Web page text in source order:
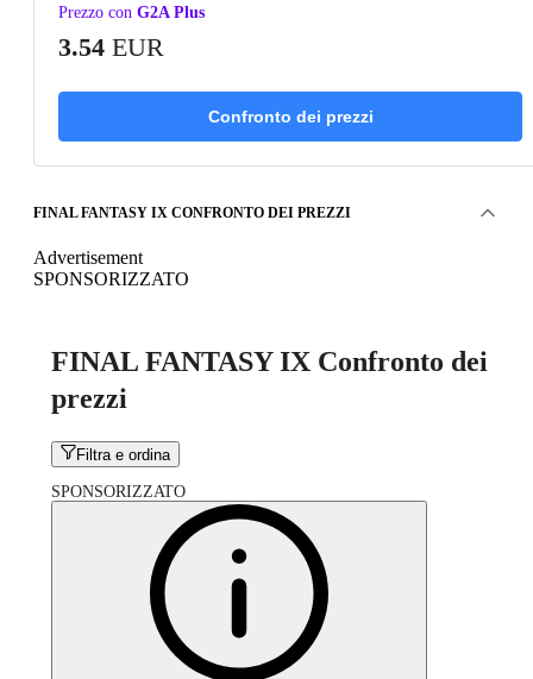
Prezzo con G2A Plus
3.54 EUR
Confronto dei prezzi
FINAL FANTASY IX CONFRONTO DEI PREZZI
Advertisement
SPONSORIZZATO
FINAL FANTASY IX Confronto dei
prezzi
Filtra e ordina
SPONSORIZZATO